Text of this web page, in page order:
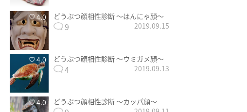
4.0 どうぶつ顔相性診断 〜はんにゃ顔〜
9 2019.09.15
4.0 どうぶつ顔相性診断 〜ウミガメ顔〜
4 2019.09.13
4.0 どうぶつ顔相性診断 〜カッパ顔〜